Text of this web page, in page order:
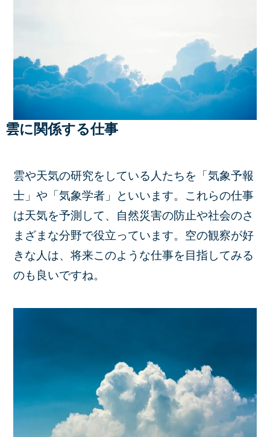
雲に関係する仕事
雲や天気の研究をしている人たちを「気象予報
士」や「気象学者」といいます。これらの仕事
は天気を予測して、自然災害の防止や社会のさ
まざまな分野で役立っています。空の観察が好
きな人は、将来このような仕事を目指してみる
のも良いですね。